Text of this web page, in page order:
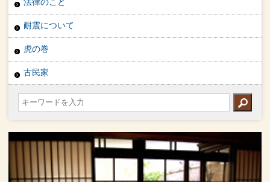
耐震について
虎の巻
古民家